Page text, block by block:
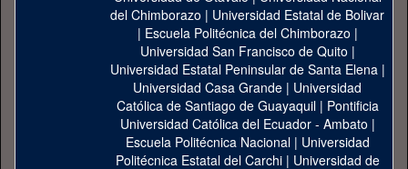
del Chimborazo | Universidad Estatal de Bolivar
| Escuela Politécnica del Chimborazo |
Universidad San Francisco de Quito |
Universidad Estatal Peninsular de Santa Elena|
Universidad Casa Grande | Universidad
Católica de Santiago de Guayaquil| Pontificia
Universidad Católica del Ecuador - Ambato |
Escuela Politécnica Nacional| Universidad
Politécnica Estatal del Carchi| Universidad de